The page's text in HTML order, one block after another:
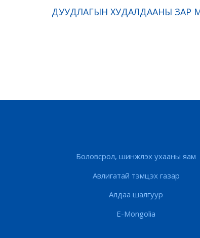
ДУУДЛАГЫН ХУДАЛДААНЫ ЗАР
Боловсрол, шинжлэх ухааны яам
Авлигатай тэмцэх газар
Алдаа шалгуур
E-Mongolia